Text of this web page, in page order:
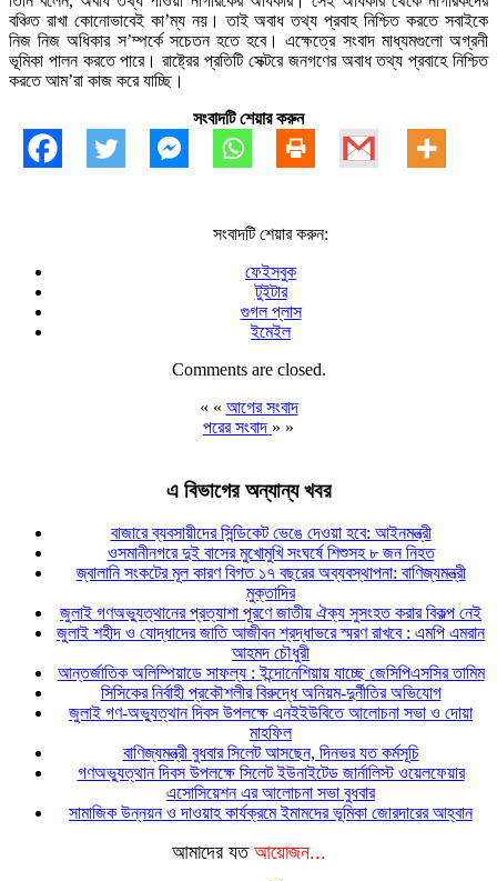
বঞ্চিত রাখা কোনোভাবেই কা’ম্য নয়। তাই অবাধ তথ্য প্রবাহ নিশ্চিত করতে সবাইকে
নিজ নিজ অধিকার স’ম্পর্কে সচেতন হতে হবে। এক্ষেত্রে সংবাদ মাধ্যমগুলো অগ্রনী
ভূমিকা পালন করতে পারে। রাষ্ট্রের প্রতিটি সেক্টরে জনগণের অবাধ তথ্য প্রবাহে নিশ্চিত
করতে আম’রা কাজ করে যাচ্ছি।
সংবাদটি শেয়ার করুন
সংবাদটি শেয়ার করুন:
ফেইসবুক
টুইটার
গুগল প্লাস
ইমেইল
Comments are closed.
« « আগের সংবাদ
পরের সংবাদ » »
এ বিভাগের অন্যান্য খবর
বাজারে ব্যবসায়ীদের সিন্ডিকেট ভেঙে দেওয়া হবে: আইনমন্ত্রী
ওসমানীনগরে দুই বাসের মুখোমুখি সংঘর্ষে শিশুসহ ৮ জন নিহত
জ্বালানি সংকটের মূল কারণ বিগত ১৭ বছরের অব্যবস্থাপনা: বাণিজ্যমন্ত্রী
মুক্তাদির
জুলাই গণঅভ্যুত্থানের প্রত্যাশা পূরণে জাতীয় ঐক্য সুসংহত করার বিকল্প নেই
জুলাই শহীদ ও যোদ্ধাদের জাতি আজীবন শ্রদ্ধাভরে স্মরণ রাখবে : এমপি এমরান
আহমদ চৌধুরী
আন্তর্জাতিক অলিম্পিয়াডে সাফল্য : ইন্দোনেশিয়ায় যাচ্ছে জেসিপিএসসির তামিম
সিসিকের নির্বাহী প্রকৌশলীর বিরুদ্ধে অনিয়ম-দুর্নীতির অভিযোগ
জুলাই গণ-অভ্যুত্থান দিবস উপলক্ষে এনইইউবিতে আলোচনা সভা ও দোয়া
মাহফিল
বাণিজ্যমন্ত্রী বুধবার সিলেট আসছেন, দিনভর যত কর্মসূচি
গণঅভ্যুত্থান দিবস উপলক্ষে সিলেট ইউনাইটেড জার্নালিস্ট ওয়েলফেয়ার
এসোসিয়েশন এর আলোচনা সভা বুধবার
সামাজিক উন্নয়ন ও দাওয়াহ কার্যক্রমে ইমামদের ভূমিকা জোরদারের আহ্বান
আমাদের যত আয়োজন...